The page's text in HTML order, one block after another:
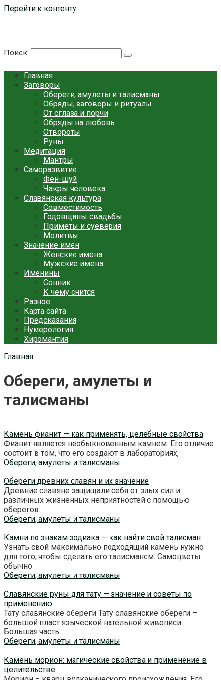
Перейти к контенту
Поиск:
Главная
Заговоры
Обереги, амулеты и талисманы
Обряды, заговоры и ритуалы
От сглаза и порчи
Обряды на любовь
Отвороты
Руны
Медитация
Мантры
Саморазвитие
Фен-шуй
Чакры человека
Славянская культура
Совместимость
Годовщины свадьбы
Приметы и суеверия
Молитвы
Значение имен
Женские имена
Мужские имена
Именины
Сонник
К чему снится
Разное
Карта сайта
Предсказания
Нумерология
Хиромантия
Главная
Обереги, амулеты и
талисманы
Камень фианит — как применять, целебные свойства
Фианит является необыкновенным камнем. Его отличие
состоит в том, что его создают в лабораториях,
Обереги, амулеты и талисманы
Обереги древних славян и их значение
Древние славяне защищали себя от злых сил и
различных жизненных неприятностей с помощью
оберегов.
Обереги, амулеты и талисманы
Камни по знакам зодиака — как найти свой талисман
Узнать свой максимально подходящий камень нужно
для того, чтобы сделать его талисманом. Самоцветы
обычно
Обереги, амулеты и талисманы
Славянские руны для тату — значение и советы по
применению
Тату славянские обереги Тату славянские обереги –
большой пласт языческой нательной живописи.
Большая часть
Обереги, амулеты и талисманы
Камень морион: магические свойства и применение в
целительстве